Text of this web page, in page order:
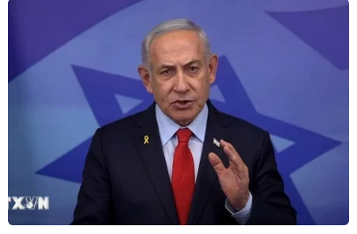
ngoài về và được cách ly ngay sau khi nhập
cảnh không có khả năng lây lan ra cộng đồng.
Theo nhận định của Bộ Y tế, Việt Nam vẫn đang
kiểm soát tốt dịch bệnh COVID-19, tuy nhiên
nguy cơ dịch bệnh xâm nhập từ nước ngoài vào
Việt Nam vẫn cao, do tình trạng vượt biên, nhập
cảnh trái phép, trốn cách ly...